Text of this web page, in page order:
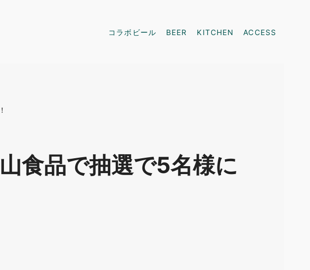
コラボビール BEER KITCHEN ACCESS
食品で抽選で5名様に